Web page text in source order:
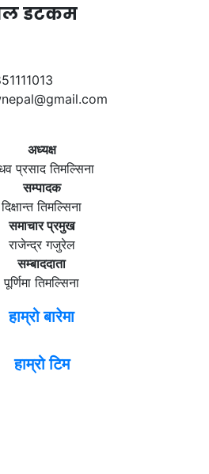
डटकम
अध्यक्ष
प्रसाद तिमल्सिना
सम्पादक
दिक्षान्त तिमल्सिना
समाचार प्रमुख
राजेन्द्र गजुरेल
सम्बाददाता
पूर्णिमा तिमल्सिना
हाम्रो बारेमा
हाम्रो टिम